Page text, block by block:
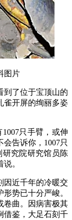
图片
了位于宝顶山的
雀开屏的绚丽多姿
只手臂，或伸
告诉你，1007只
研究院研究馆员陈
。
近千年的冷暖交
势已十分严峻。
卷曲。因病害极其
借鉴，大足石刻千